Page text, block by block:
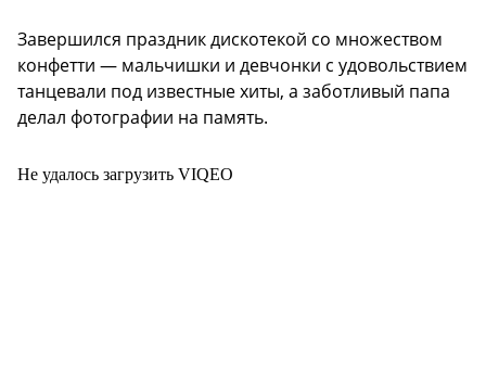
Завершился праздник дискотекой со множеством
конфетти — мальчишки и девчонки с удовольствием
танцевали под известные хиты, а заботливый папа
делал фотографии на память.
Не удалось загрузить VIQEO